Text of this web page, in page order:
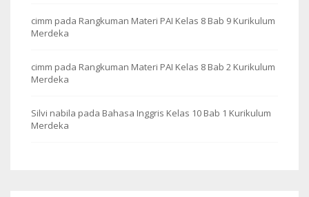
cimm pada Rangkuman Materi PAI Kelas 8 Bab 9 Kurikulum
Merdeka
cimm pada Rangkuman Materi PAI Kelas 8 Bab 2 Kurikulum
Merdeka
Silvi nabila pada Bahasa Inggris Kelas 10 Bab 1 Kurikulum
Merdeka